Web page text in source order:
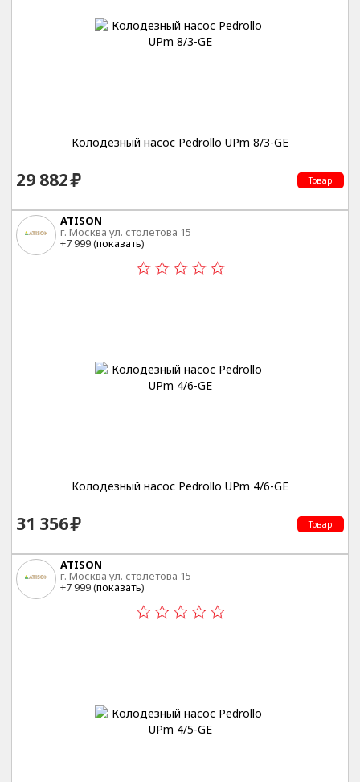
Колодезный насос Pedrollo UPm 8/3-GE
29 882 Товар
ATISON
г. Москва ул. столетова 15
+7 999 (показать)
Колодезный насос Pedrollo UPm 4/6-GE
31 356 Товар
ATISON
г. Москва ул. столетова 15
+7 999 (показать)